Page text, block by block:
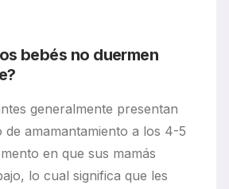
bebés no duermen
generalmente presentan
amamantamiento a los 4-5
en que sus mamás
lo cual significa que les